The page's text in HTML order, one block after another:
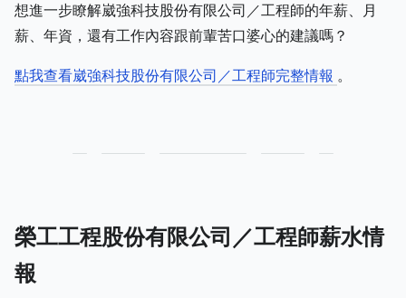
想進一步瞭解崴強科技股份有限公司／工程師的年薪、月
薪、年資，還有工作內容跟前輩苦口婆心的建議嗎？
點我查看崴強科技股份有限公司／工程師完整情報 。
榮工工程股份有限公司／工程師薪水情
報